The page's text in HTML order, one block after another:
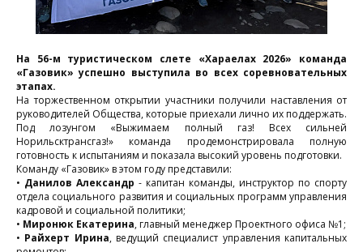
Контакты
На 56-м туристическом слете «Хараелах 2026» команда
«Газовик» успешно выступила во всех соревновательных
этапах.
На торжественном открытии участники получили наставления от
руководителей Общества, которые приехали лично их поддержать.
Под лозунгом «Выжимаем полный газ! Всех сильней
Норильсктрансгаз!» команда продемонстрировала полную
готовность к испытаниям и показала высокий уровень подготовки.
Команду «Газовик» в этом году представили:
• Данилов Александр - капитан команды, инструктор по спорту
отдела социального развития и социальных программ управления
кадровой и социальной политики;
• Миронюк Екатерина, главный менеджер Проектного офиса №1;
• Райхерт Ирина, ведущий специалист управления капитальных